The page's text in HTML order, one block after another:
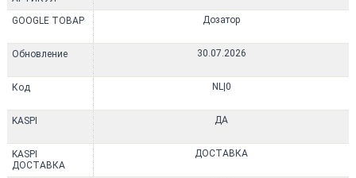
GOOGLE ТОВАР
Обновление
Код
KASPI
KASPI
ДОСТАВКА
Дозатор
30.07.2026
NL|0
ДА
ДОСТАВКА